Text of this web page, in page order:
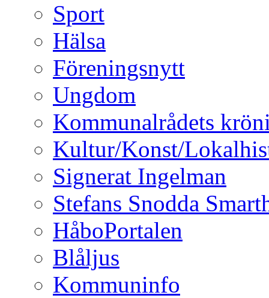
Sport
Hälsa
Föreningsnytt
Ungdom
Kommunalrådets
Kultur/Konst/
Signerat Ingelman
Stefans Snodda
HåboPortalen
Blåljus
Kommuninfo